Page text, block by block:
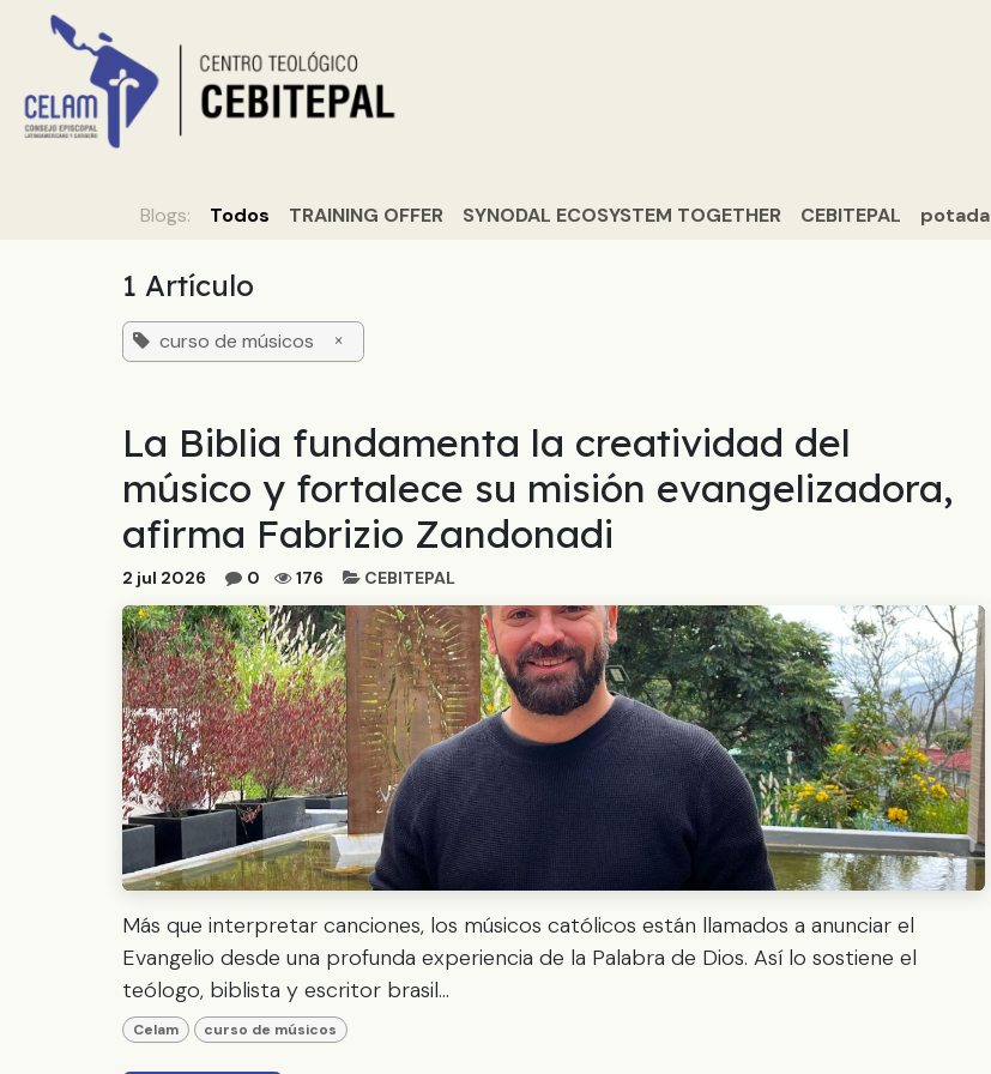
Ir al contenido
Blogs: Todos TRAINING OFFER SYNODAL ECOSYSTEM TOGETHER CEBITEPAL potada
1 Artículo
curso de músicos ×
La Biblia fundamenta la creatividad del
músico y fortalece su misión evangelizadora,
afirma Fabrizio Zandonadi
2 jul 2026 0 176 CEBITEPAL
Más que interpretar canciones, los músicos católicos están llamados a anunciar el
Evangelio desde una profunda experiencia de la Palabra de Dios. Así lo sostiene el
teólogo, biblista y escritor brasil...
Celam curso de músicos